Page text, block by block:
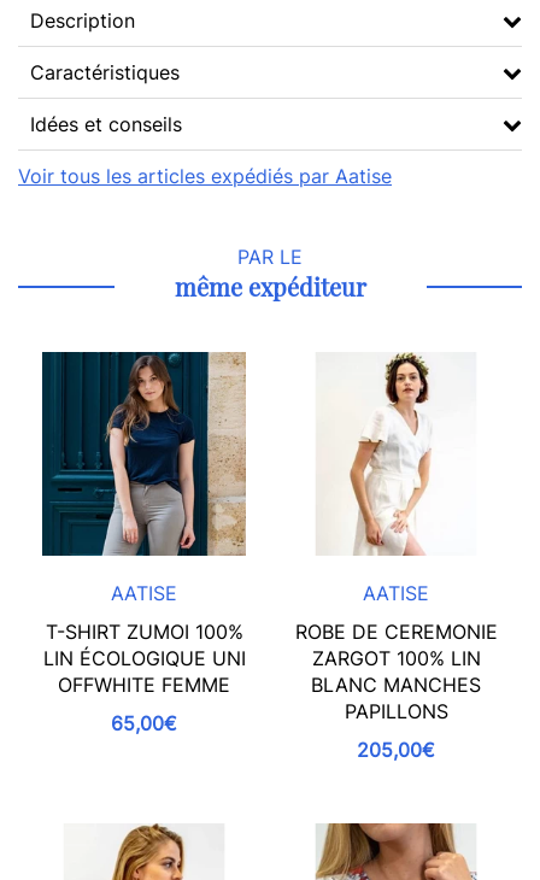
Description
Caractéristiques
Idées et conseils
Voir tous les articles expédiés par Aatise
PAR LE
même expéditeur
AATISE
T-SHIRT ZUMOI 100%
LIN ÉCOLOGIQUE UNI
OFFWHITE FEMME
65,00€
AATISE
ROBE DE CEREMONIE
ZARGOT 100% LIN
BLANC MANCHES
PAPILLONS
205,00€